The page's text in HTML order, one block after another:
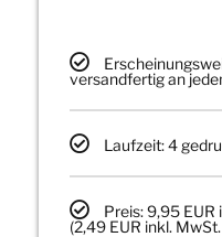
versandfertig an
Laufzeit: 4
Preis: 9,95
(2,49 EUR inkl.